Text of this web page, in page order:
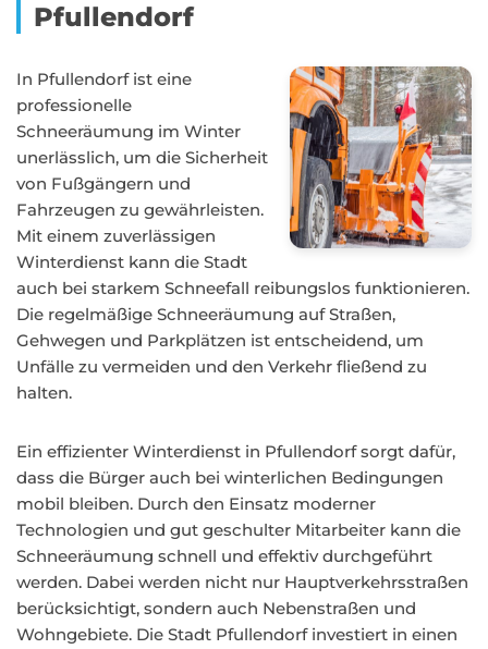
Pfullendorf
In Pfullendorf ist eine
professionelle
Schneeräumung im Winter
unerlässlich, um die Sicherheit
von Fußgängern und
Fahrzeugen zu gewährleisten.
Mit einem zuverlässigen
Winterdienst kann die Stadt
auch bei starkem Schneefall reibungslos funktionieren.
Die regelmäßige Schneeräumung auf Straßen,
Gehwegen und Parkplätzen ist entscheidend, um
Unfälle zu vermeiden und den Verkehr fließend zu
halten.
Ein effizienter Winterdienst in Pfullendorf sorgt dafür,
dass die Bürger auch bei winterlichen Bedingungen
mobil bleiben. Durch den Einsatz moderner
Technologien und gut geschulter Mitarbeiter kann die
Schneeräumung schnell und effektiv durchgeführt
werden. Dabei werden nicht nur Hauptverkehrsstraßen
berücksichtigt, sondern auch Nebenstraßen und
Wohngebiete. Die Stadt Pfullendorf investiert in einen